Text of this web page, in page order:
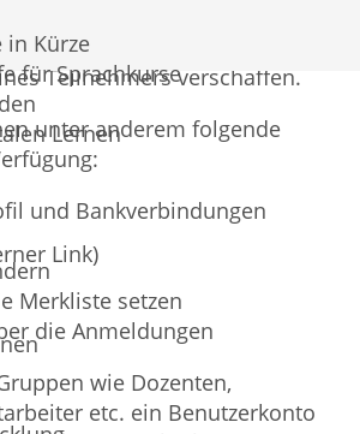
in Kürze
für Sprachkurse
Lernen
Link)
sich einen Überblick über das
Teilnehmers verschaffen.
unter anderem folgende
und Bankverbindungen
Merkliste setzen
die Anmeldungen
wie Dozenten,
etc. ein Benutzerkonto